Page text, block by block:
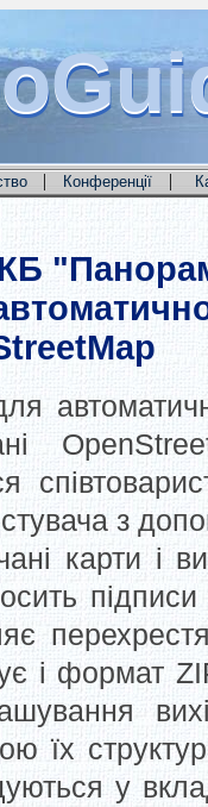
| Конференції |
з
карти і
і формат
їх
у